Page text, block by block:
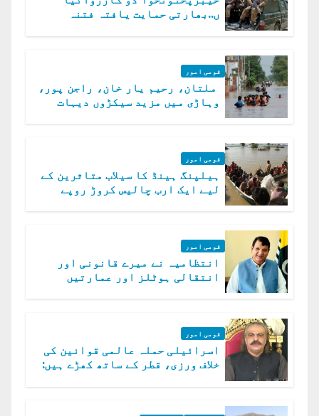
ں..بھارتی حمایت یافتہ فتنہ
قومی امور
ملتان، رحیم یار خان، راجن پور،
وہاڑی میں مزید سیکڑوں دیہات
قومی امور
ہیلپنگ ہینڈ کا سیلاب متاثرین کے
لیے ایک ارب چالیس کروڑ روپے
قومی امور
انتظامیہ نے میرے قانونی اور
انتقالی ہوٹلز اور عمارتیں
قومی امور
اسرائیلی حملہ عالمی قوانین کی
خلاف ورزی، قطر کے ساتھ کھڑے ہیں: